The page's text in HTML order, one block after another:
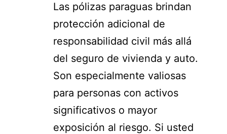
Las pólizas paraguas brindan
protección adicional de
responsabilidad civil más allá
del seguro de vivienda y auto.
Son especialmente valiosas
para personas con activos
significativos o mayor
exposición al riesgo. Si usted